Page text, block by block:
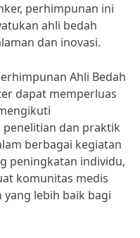
perhimpunan ini
ahli bedah
dan inovasi.
Ahli Bedah
dapat memperluas
dan praktik
berbagai kegiatan
peningkatan individu,
komunitas medis
lebih baik bagi